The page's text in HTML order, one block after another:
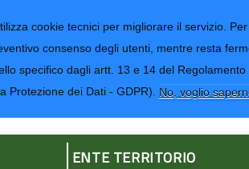
cookie tecnici per migliorare il servizio.
consenso degli utenti, mentre resta
specifico dagli artt. 13 e 14 del
Protezione dei Dati - GDPR). No, voglio
di Imperia
ENTE TERRITORIO